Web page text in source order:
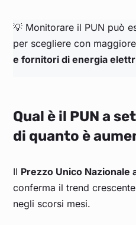
💡 Monitorare il PUN può
per scegliere con
e fornitori di energia
Qual è il PUN a
di quanto è
Il Prezzo Unico
conferma il trend
negli scorsi mesi.